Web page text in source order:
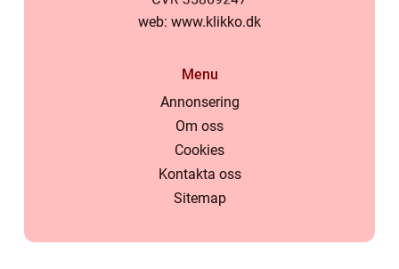
web: www.klikko.dk
Menu
Annonsering
Om oss
Cookies
Kontakta oss
Sitemap